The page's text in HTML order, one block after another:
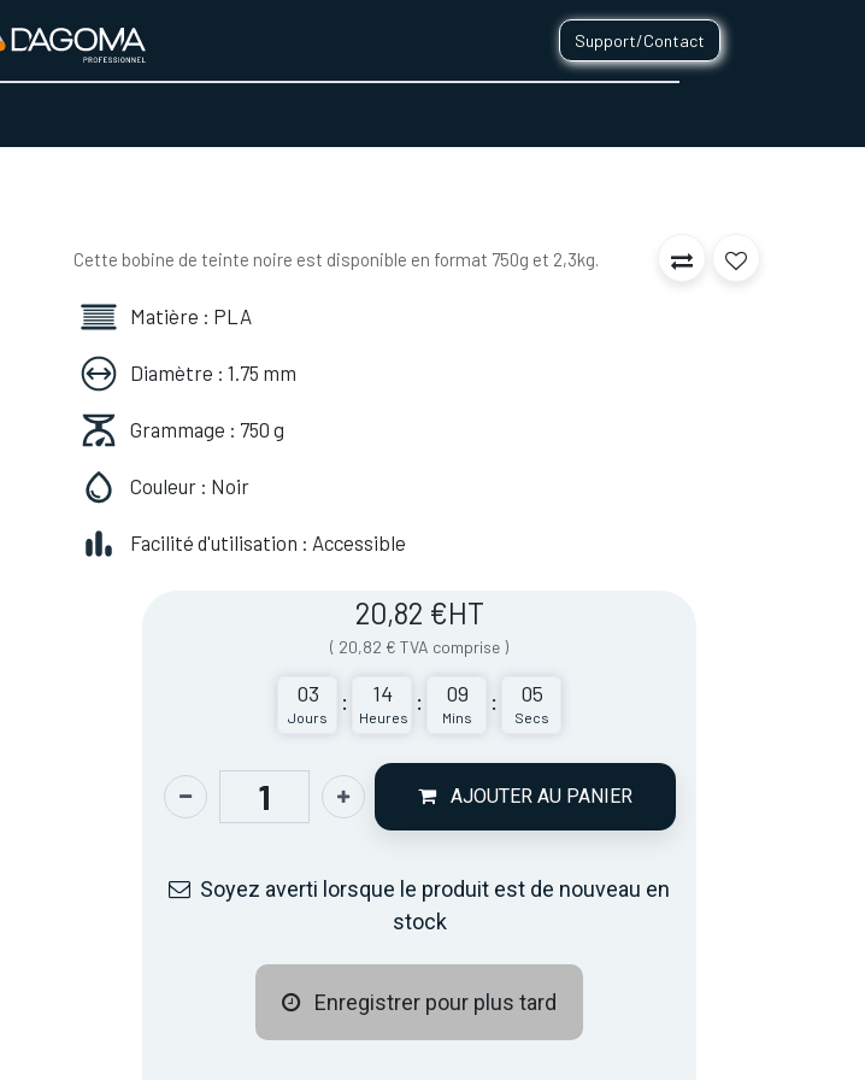
Support/Contact
Cette bobine de teinte noire est disponible en format 750g et 2,3kg.
Matière : PLA
Diamètre : 1.75 mm
Grammage : 750 g
Couleur : Noir
Facilité d'utilisation : Accessible
20,82 €HT
( 20,82 € TVA comprise )
03
Jours
: 14
Heures
: 09
Mins
: 05
Secs
AJOUTER AU PANIER
Soyez averti lorsque le produit est de nouveau en
stock
Enregistrer pour plus tard